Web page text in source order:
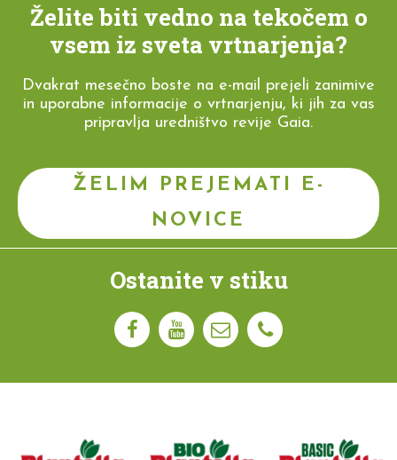
Želite biti vedno na tekočem o
vsem iz sveta vrtnarjenja?
Dvakrat mesečno boste na e-mail prejeli zanimive
in uporabne informacije o vrtnarjenju, ki jih za vas
pripravlja uredništvo revije Gaia.
ŽELIM PREJEMATI E-
NOVICE
Ostanite v stiku